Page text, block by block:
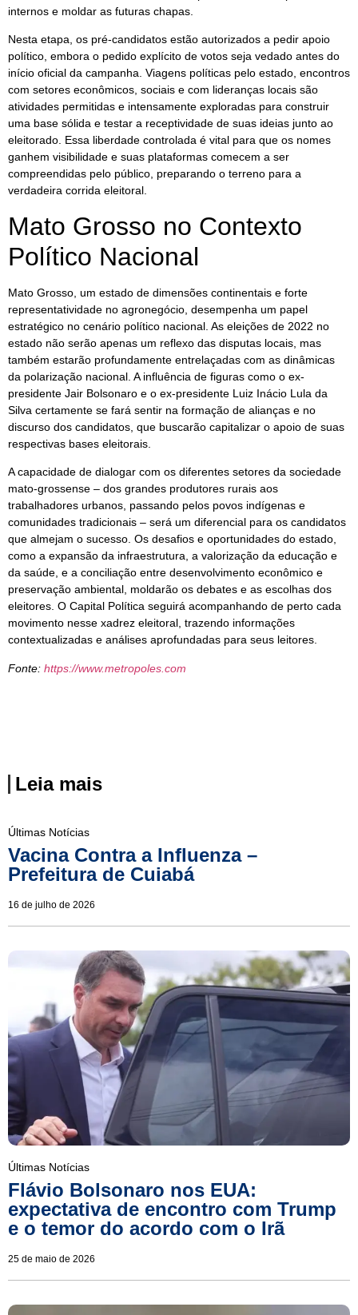
internos e moldar as futuras chapas.
Nesta etapa, os pré-candidatos estão autorizados a pedir apoio
político, embora o pedido explícito de votos seja vedado antes do
início oficial da campanha. Viagens políticas pelo estado, encontros
com setores econômicos, sociais e com lideranças locais são
atividades permitidas e intensamente exploradas para construir
uma base sólida e testar a receptividade de suas ideias junto ao
eleitorado. Essa liberdade controlada é vital para que os nomes
ganhem visibilidade e suas plataformas comecem a ser
compreendidas pelo público, preparando o terreno para a
verdadeira corrida eleitoral.
Mato Grosso no Contexto
Político Nacional
Mato Grosso, um estado de dimensões continentais e forte
representatividade no agronegócio, desempenha um papel
estratégico no cenário político nacional. As eleições de 2022 no
estado não serão apenas um reflexo das disputas locais, mas
também estarão profundamente entrelaçadas com as dinâmicas
da polarização nacional. A influência de figuras como o ex-
presidente Jair Bolsonaro e o ex-presidente Luiz Inácio Lula da
Silva certamente se fará sentir na formação de alianças e no
discurso dos candidatos, que buscarão capitalizar o apoio de suas
respectivas bases eleitorais.
A capacidade de dialogar com os diferentes setores da sociedade
mato-grossense – dos grandes produtores rurais aos
trabalhadores urbanos, passando pelos povos indígenas e
comunidades tradicionais – será um diferencial para os candidatos
que almejam o sucesso. Os desafios e oportunidades do estado,
como a expansão da infraestrutura, a valorização da educação e
da saúde, e a conciliação entre desenvolvimento econômico e
preservação ambiental, moldarão os debates e as escolhas dos
eleitores. O Capital Política seguirá acompanhando de perto cada
movimento nesse xadrez eleitoral, trazendo informações
contextualizadas e análises aprofundadas para seus leitores.
Fonte: https://www.metropoles.com
Leia mais
Últimas Notícias
Vacina Contra a Influenza –
Prefeitura de Cuiabá
16 de julho de 2026
Últimas Notícias
Flávio Bolsonaro nos EUA:
expectativa de encontro com Trump
e o temor do acordo com o Irã
25 de maio de 2026